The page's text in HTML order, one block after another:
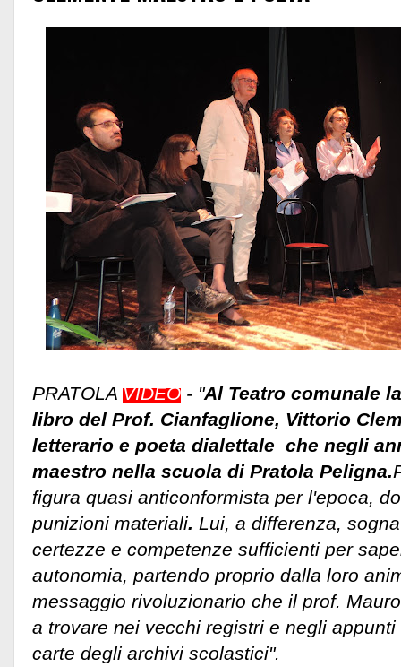
PRATOLA VIDEO - "Al Teatro comunale
libro del Prof. Cianfaglione, Vittorio
letterario e poeta dialettale che negli
maestro nella scuola di Pratola Peligna.
figura quasi anticonformista per l'epoca,
punizioni materiali. Lui, a differenza,
certezze e competenze sufficienti per
autonomia, partendo proprio dalla loro
messaggio rivoluzionario che il prof.
a trovare nei vecchi registri e negli
carte degli archivi scolastici".